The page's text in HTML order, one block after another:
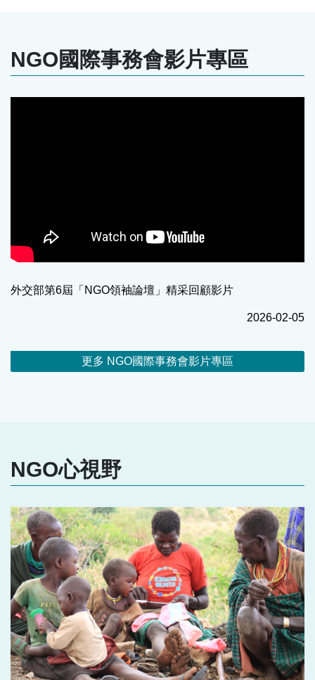
NGO國際事務會影片專區
外交部第6屆「NGO領袖論壇」精采回顧影片
2026-02-05
更多 NGO國際事務會影片專區
NGO心視野